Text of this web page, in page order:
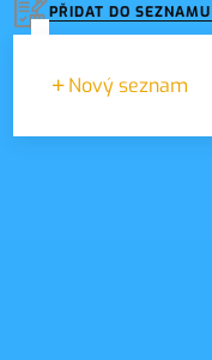
PŘIDAT DO
Nový seznam
Zadejte název